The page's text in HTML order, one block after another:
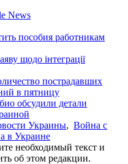
News
пособия работникам
щодо інтеграції
пострадавших
в пятницу
обсудили детали
Украины, Война с
в Украине
необходимый текст и
об этом редакции.